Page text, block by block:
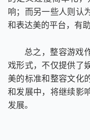
响；而另一些人则认
和表达美的平台，有
总之，整容游戏
戏形式，不仅提供了
美的标准和整容文化
和发展中，将继续影
发展。